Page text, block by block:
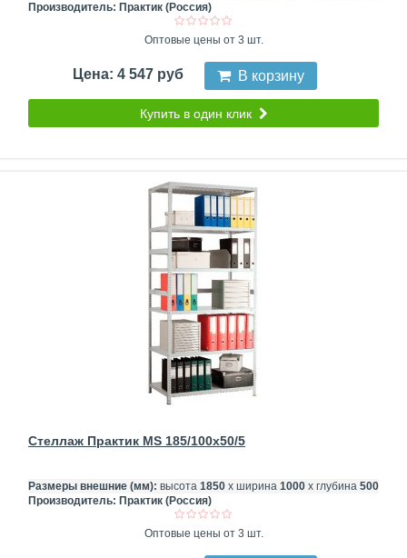
Производитель: Практик (Россия)
Оптовые цены от 3 шт.
Цена: 4 547 руб В корзину
Купить в один клик
Стеллаж Практик MS 185/100x50/5
Размеры внешние (мм): высота 1850 х ширина 1000 х глубина 500
Производитель: Практик (Россия)
Оптовые цены от 3 шт.